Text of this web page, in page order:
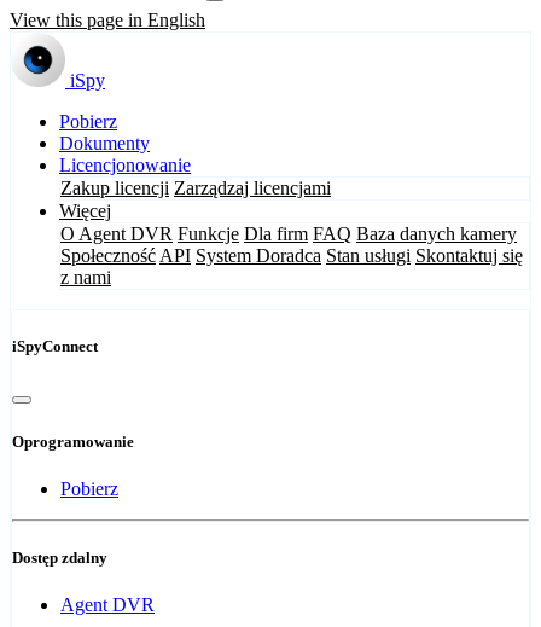
View this page in English
iSpy
Pobierz
Dokumenty
Licencjonowanie
Zakup licencji Zarządzaj licencjami
Więcej
O Agent DVR Funkcje Dla firm FAQ Baza danych kamery
Społeczność API System Doradca Stan usługi Skontaktuj się
z nami
iSpyConnect
Oprogramowanie
Pobierz
Dostęp zdalny
Agent DVR